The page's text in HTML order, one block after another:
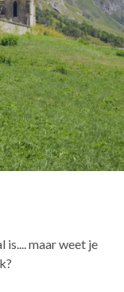
is.... maar weet je